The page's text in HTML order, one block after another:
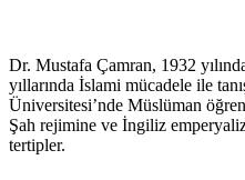
Dr. Mustafa Çamran, 1932
yıllarında İslami mücadele ile
Üniversitesi’nde Müslüman
Şah rejimine ve İngiliz
tertipler.